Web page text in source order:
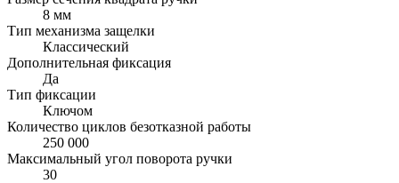
8 мм
Тип механизма защелки
Классический
Дополнительная фиксация
Да
Тип фиксации
Ключом
Количество циклов безотказной работы
250 000
Максимальный угол поворота ручки
30